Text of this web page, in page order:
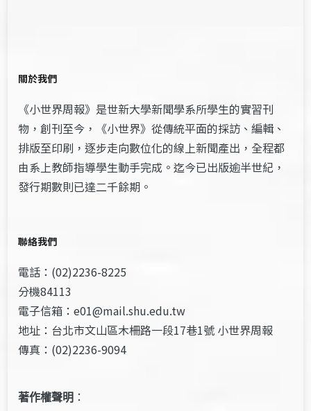
關於我們
《小世界周報》是世新大學新聞學系所學生的實習刊
物，創刊至今，《小世界》從傳統平面的採訪、編輯、
排版至印刷，逐步走向數位化的線上新聞產出，全程都
由系上教師指導學生動手完成。迄今已出版逾半世紀，
發行期數則已達二千餘期。
聯絡我們
電話：(02)2236-8225
分機84113
電子信箱：e01@mail.shu.edu.tw
地址：台北市文山區木柵路一段17巷1號 小世界周報
傳真：(02)2236-9094
著作權聲明 ：